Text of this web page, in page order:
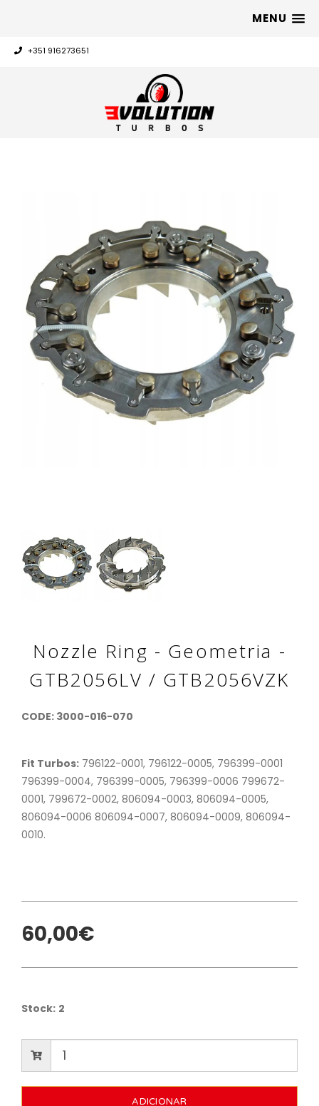
MENU
+351 916273651
Nozzle Ring - Geometria -
GTB2056LV / GTB2056VZK
CODE: 3000-016-070
Fit Turbos: 796122-0001, 796122-0005, 796399-0001
796399-0004, 796399-0005, 796399-0006 799672-
0001, 799672-0002, 806094-0003, 806094-0005,
806094-0006 806094-0007, 806094-0009, 806094-
0010.
60,00€
Stock: 2